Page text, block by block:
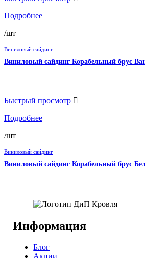
Подробнее
/шт
Виниловый сайдинг
Виниловый сайдинг Корабельный брус
Быстрый просмотр
Подробнее
/шт
Виниловый сайдинг
Виниловый сайдинг Корабельный брус
Информация
Блог